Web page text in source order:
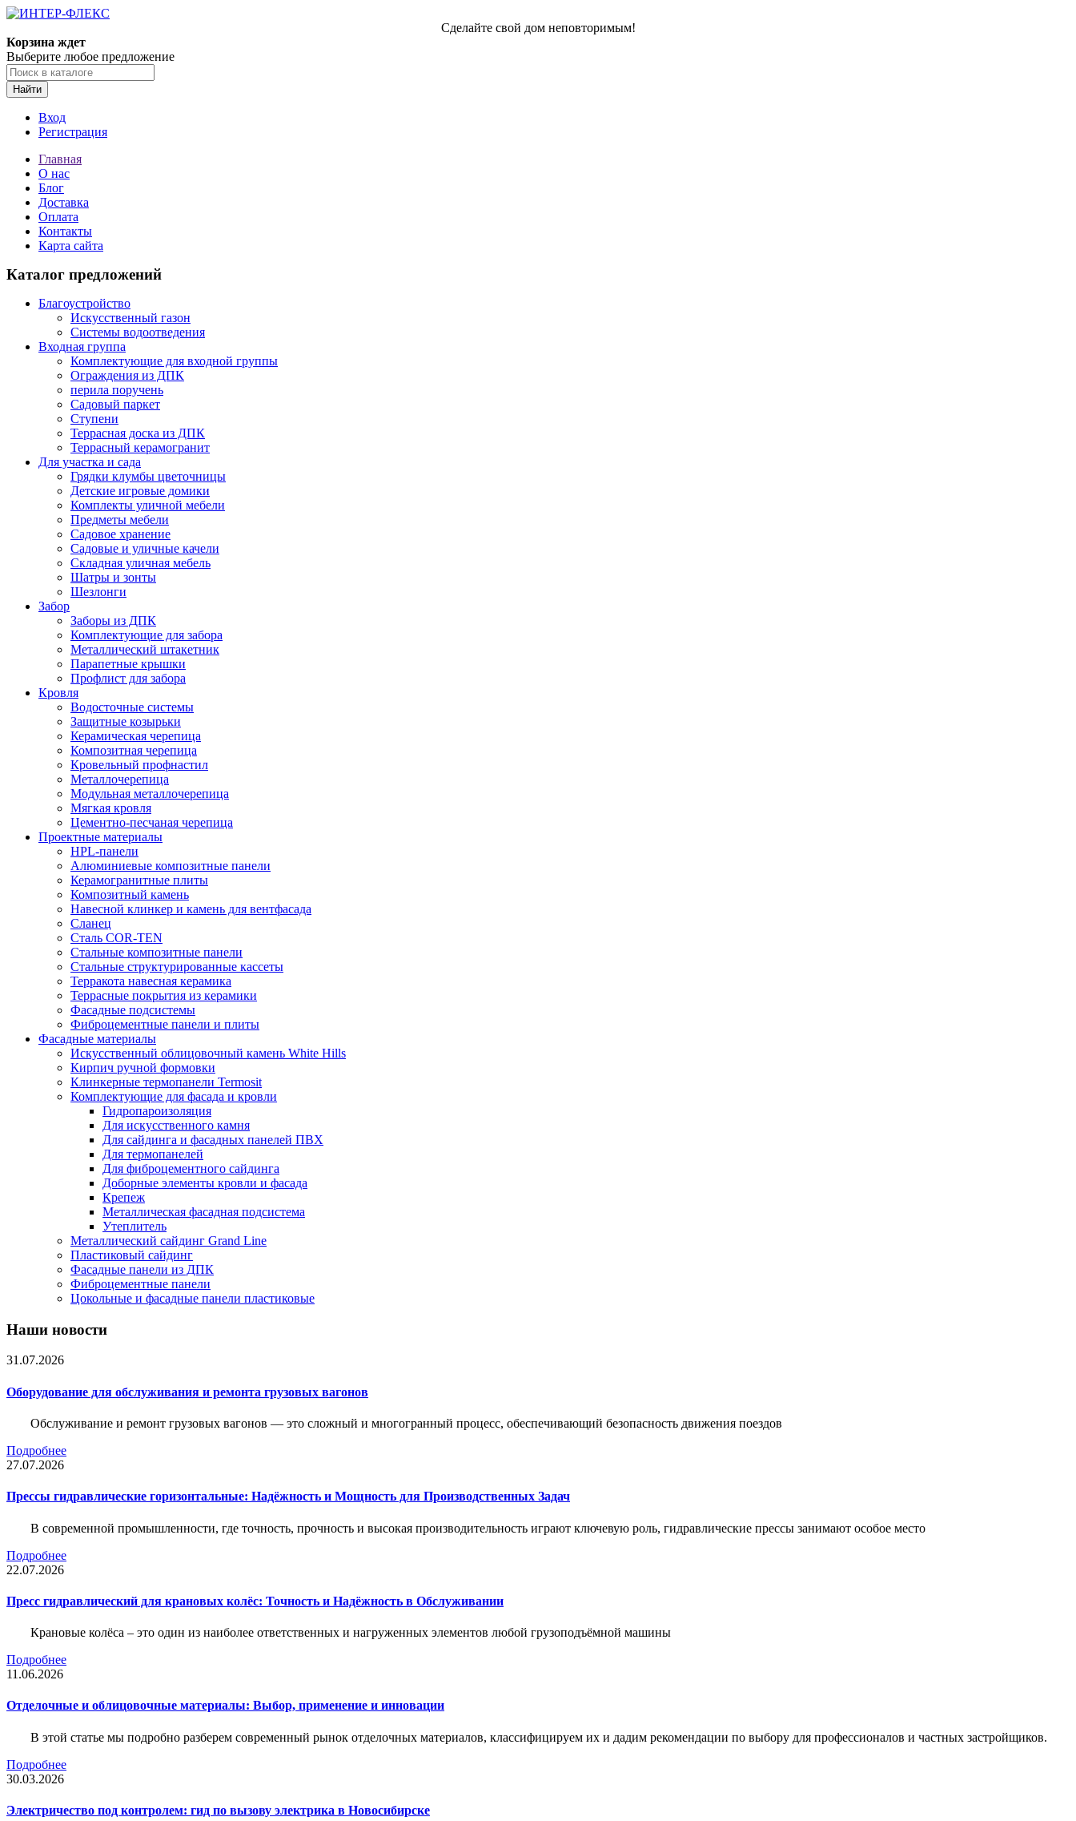
Сделайте свой дом неповторимым!
Корзина ждет
Выберите любое предложение
Найти
Вход
Регистрация
Главная
О нас
Блог
Доставка
Оплата
Контакты
Карта сайта
Каталог предложений
Благоустройство
Искусственный газон
Системы водоотведения
Входная группа
Комплектующие для входной группы
Ограждения из ДПК
перила поручень
Садовый паркет
Ступени
Террасная доска из ДПК
Террасный керамогранит
Для участка и сада
Грядки клумбы цветочницы
Детские игровые домики
Комплекты уличной мебели
Предметы мебели
Садовое хранение
Садовые и уличные качели
Складная уличная мебель
Шатры и зонты
Шезлонги
Забор
Заборы из ДПК
Комплектующие для забора
Металлический штакетник
Парапетные крышки
Профлист для забора
Кровля
Водосточные системы
Защитные козырьки
Керамическая черепица
Композитная черепица
Кровельный профнастил
Металлочерепица
Модульная металлочерепица
Мягкая кровля
Цементно-песчаная черепица
Проектные материалы
HPL-панели
Алюминиевые композитные панели
Керамогранитные плиты
Композитный камень
Навесной клинкер и камень для вентфасада
Сланец
Сталь COR-TEN
Стальные композитные панели
Стальные структурированные кассеты
Терракота навесная керамика
Террасные покрытия из керамики
Фасадные подсистемы
Фиброцементные панели и плиты
Фасадные материалы
Искусственный облицовочный камень White Hills
Кирпич ручной формовки
Клинкерные термопанели Termosit
Комплектующие для фасада и кровли
Гидропароизоляция
Для искусственного камня
Для сайдинга и фасадных панелей ПВХ
Для термопанелей
Для фиброцементного сайдинга
Доборные элементы кровли и фасада
Крепеж
Металлическая фасадная подсистема
Утеплитель
Металлический сайдинг Grand Line
Пластиковый сайдинг
Фасадные панели из ДПК
Фиброцементные панели
Цокольные и фасадные панели пластиковые
Наши новости
31.07.2026
Оборудование для обслуживания и ремонта грузовых вагонов
Обслуживание и ремонт грузовых вагонов — это сложный и многогранный процесс, обеспечивающий безопасность движения поездов
Подробнее
27.07.2026
Прессы гидравлические горизонтальные: Надёжность и Мощность для Производственных Задач
В современной промышленности, где точность, прочность и высокая производительность играют ключевую роль, гидравлические прессы занимают особое место
Подробнее
22.07.2026
Пресс гидравлический для крановых колёс: Точность и Надёжность в Обслуживании
Крановые колёса – это один из наиболее ответственных и нагруженных элементов любой грузоподъёмной машины
Подробнее
11.06.2026
Отделочные и облицовочные материалы: Выбор, применение и инновации
В этой статье мы подробно разберем современный рынок отделочных материалов, классифицируем их и дадим рекомендации по выбору для профессионалов и частных застройщиков.
Подробнее
30.03.2026
Электричество под контролем: гид по вызову электрика в Новосибирске